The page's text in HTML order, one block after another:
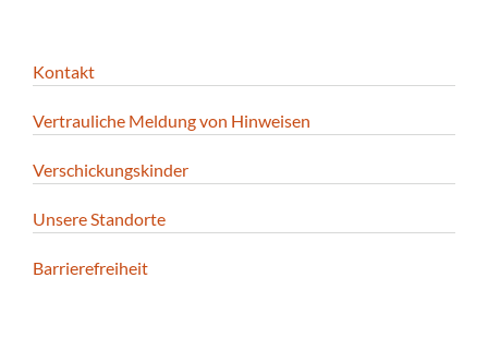
Kontakt
Vertrauliche Meldung von Hinweisen
Verschickungskinder
Unsere Standorte
Barrierefreiheit